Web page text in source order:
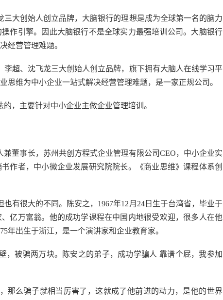
大创始人创立品牌，大脑银行的理想是成为全球第一名的脑力
作引擎。因此大脑银行不是全球实力最强培训公司。大脑银行
经营管理难题。
超、沈飞龙三大创始人创立品牌，旗下拥有大脑人在线学习平
思维为中小企业一站式解决经营管理难题，是一家正规公司。
，主要针对中小企业主做企业管理培训。
董事长，苏州共创方程式企业管理有限公司CEO，中小企业实
作者，中小微企业发展研究院院长。《商业思维》课程体系创
有很大的不同。陈安之，1967年12月24日生于台湾省，毕业于
亿万富翁。他的成功学课程在中国内地很受欢迎，很多人在他
年出生于浙江，是一个演讲家和企业教育家。
，被骗两万块。陈安之的弟子，成功学骗人 靠谱个屁，我参加
那么骗子就相当厉害了，这就成了他前进的动力，是他的世界